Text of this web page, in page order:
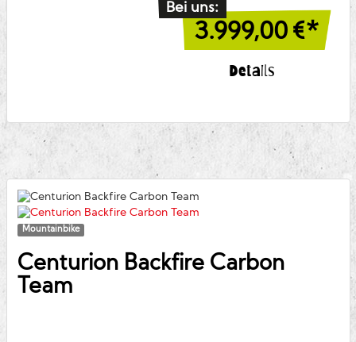
Bei uns:
3.999,00 €*
Details
Mountainbike
CenturionBackfire Carbon
Team